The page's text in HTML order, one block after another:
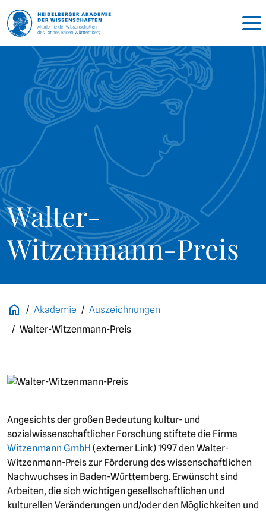
Walter-
Witzenmann-Preis
Akademie
Auszeichnungen
Walter-Witzenmann-Preis
Angesichts der großen Bedeutung kultur- und
sozialwissenschaftlicher Forschung stiftete die Firma
Witzenmann GmbH (externer Link) 1997 den Walter-
Witzenmann-Preis zur Förderung des wissenschaftlichen
Nachwuchses in Baden-Württemberg. Erwünscht sind
Arbeiten, die sich wichtigen gesellschaftlichen und
kulturellen Veränderungen und/oder den Möglichkeiten und
Bild